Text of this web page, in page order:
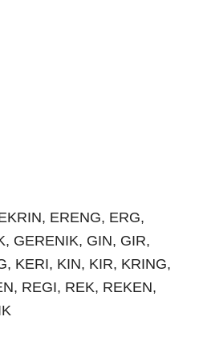
ERENG, ERG,
GERENIK, GIN, GIR,
KERI, KIN, KIR, KRING,
REGI, REK, REKEN,